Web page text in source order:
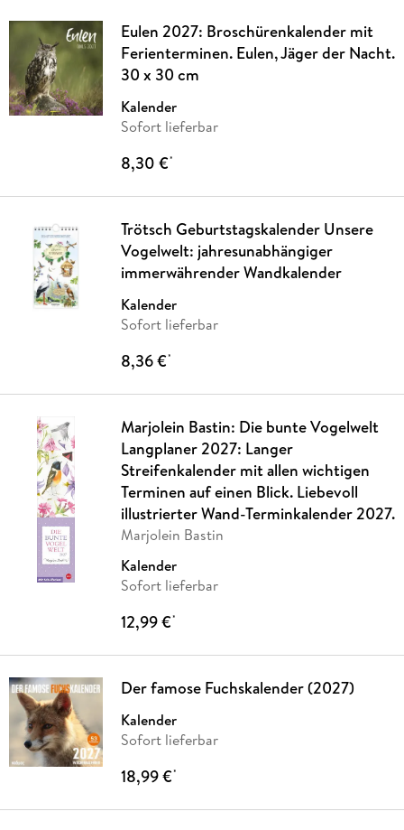
Eulen 2027: Broschürenkalender mit
Ferienterminen. Eulen, Jäger der Nacht.
30 x 30 cm
Kalender
Sofort lieferbar
8,30 €*
Trötsch Geburtstagskalender Unsere
Vogelwelt: jahresunabhängiger
immerwährender Wandkalender
Kalender
Sofort lieferbar
8,36 €*
Marjolein Bastin: Die bunte Vogelwelt
Langplaner 2027: Langer
Streifenkalender mit allen wichtigen
Terminen auf einen Blick. Liebevoll
illustrierter Wand-Terminkalender 2027.
Marjolein Bastin
Kalender
Sofort lieferbar
12,99 €*
Der famose Fuchskalender (2027)
Kalender
Sofort lieferbar
18,99 €*